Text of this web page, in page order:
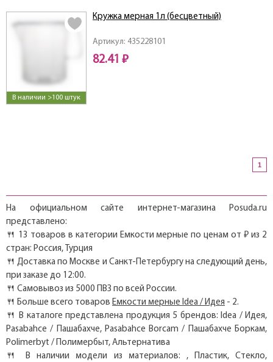
В наличии >100 штук
Артикул: 435228101
Кружка мерная 1л (бесцветный)
82.41 ₽
1
На официальном сайте интернет-магазина Posuda.ru
представлено:
🍴 13 товаров в категории Емкости мерные по ценам от ₽ из 2
стран: Россия, Турция
🍴 Доставка по Москве и Санкт-Петербургу на следующий день,
при заказе до 12:00.
🍴 Самовывоз из 5000 ПВЗ по всей России.
🍴 Больше всего товаров Емкости мерные Idea / Идея - 2.
🍴 В каталоге представлена продукция 5 брендов: Idea / Идея,
Pasabahce / Пашабахче, Pasabahce Borcam / Пашабахче Боркам,
Polimerbyt / Полимербыт, Альтернатива
🍴 В наличии модели из материалов: , Пластик, Стекло,